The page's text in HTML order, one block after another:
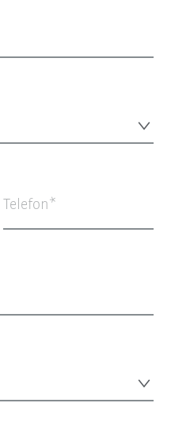
Telefon